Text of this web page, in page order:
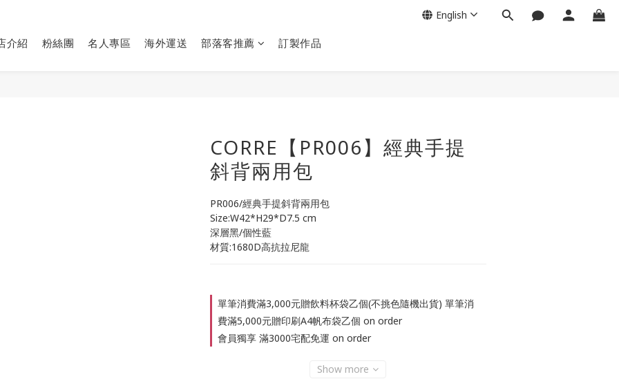
介紹 粉絲團 名人專區 海外運送 部落客推薦 訂製作品
English
CORRE【PR006】經典手提
斜背兩用包
PR006/經典手提斜背兩用包
Size:W42*H29*D7.5 cm
深層黑/個性藍
材質:1680D高抗拉尼龍
單筆消費滿3,000元贈飲料杯袋乙個(不挑色隨機出貨) 單筆消
費滿5,000元贈印刷A4帆布袋乙個 on order
會員獨享 滿3000宅配免運 on order
Show more